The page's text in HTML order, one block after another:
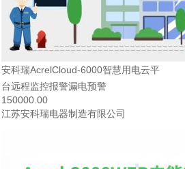
安科瑞AcrelCloud-6000智慧用电云平
台远程监控报警漏电预警
150000.00
江苏安科瑞电器制造有限公司